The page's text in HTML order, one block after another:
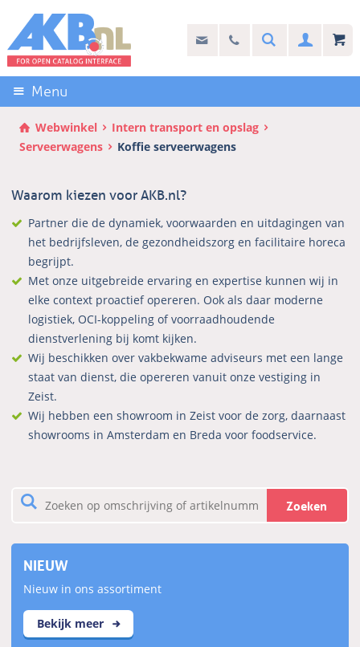
links
over
Direct
naar
de
inhoud
Direct
hoofdmenu
info@akb.nl
Stel uw vraag
030 69 50 814Search
Menu
Webwinkel
Intern transport en opslag
Serveerwagens
Koffie serveerwagens
Waarom kiezen voor AKB.nl?
Partner die de dynamiek, voorwaarden en uitdagingen van
het bedrijfsleven, de gezondheidszorg en facilitaire horeca
begrijpt.
Met onze uitgebreide ervaring en expertise kunnen wij in
elke context proactief opereren. Ook als daar moderne
logistiek, OCI-koppeling of voorraadhoudende
dienstverlening bij komt kijken.
Wij beschikken over vakbekwame adviseurs met een lange
staat van dienst, die opereren vanuit onze vestiging in
Zeist.
Wij hebben een showroom in Zeist voor de zorg, daarnaast
showrooms in Amsterdam en Breda voor foodservice.
Zoeken
NIEUW
Nieuw in ons assortiment
Bekijk meer